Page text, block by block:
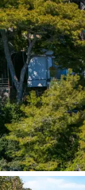
Снаружи
велнеса и
подходит для
в окружении
Продуманная
акцентом на
каждую